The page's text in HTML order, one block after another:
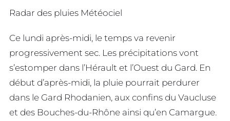
Radar des pluies Météociel
Ce lundi après-midi, le temps va revenir
progressivement sec. Les précipitations vont
s’estomper dans l’Hérault et l’Ouest du Gard. En
début d’après-midi, la pluie pourrait perdurer
dans le Gard Rhodanien, aux confins du Vaucluse
et des Bouches-du-Rhône ainsi qu’en Camargue.